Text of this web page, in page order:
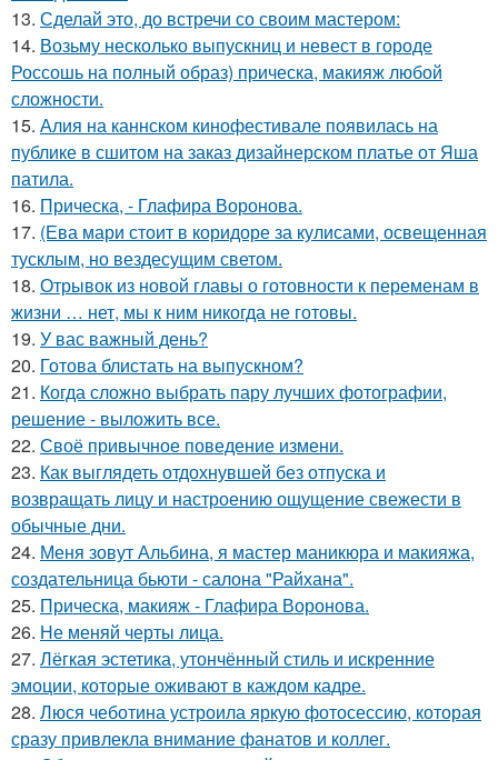
13. Сделай это, до встречи со своим мастером:
14. Возьму несколько выпускниц и невест в городе
Россошь на полный образ) прическа, макияж любой
сложности.
15. Алия на каннском кинофестивале появилась на
публике в сшитом на заказ дизайнерском платье от Яша
патила.
16. Прическа, - Глафира Воронова.
17. (Ева мари стоит в коридоре за кулисами, освещенная
тусклым, но вездесущим светом.
18. Отрывок из новой главы о готовности к переменам в
жизни … нет, мы к ним никогда не готовы.
19. У вас важный день?
20. Готова блистать на выпускном?
21. Когда сложно выбрать пару лучших фотографии,
решение - выложить все.
22. Своё привычное поведение измени.
23. Как выглядеть отдохнувшей без отпуска и
возвращать лицу и настроению ощущение свежести в
обычные дни.
24. Меня зовут Альбина, я мастер маникюра и макияжа,
создательница бьюти - салона "Райхана".
25. Прическа, макияж - Глафира Воронова.
26. Не меняй черты лица.
27. Лёгкая эстетика, утончённый стиль и искренние
эмоции, которые оживают в каждом кадре.
28. Люся чеботина устроила яркую фотосессию, которая
сразу привлекла внимание фанатов и коллег.